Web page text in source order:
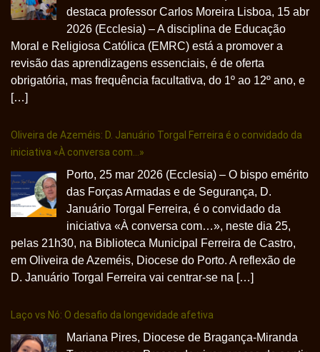
destaca professor Carlos Moreira Lisboa, 15 abr
2026 (Ecclesia) – A disciplina de Educação
Moral e Religiosa Católica (EMRC) está a promover a
revisão das aprendizagens essenciais, é de oferta
obrigatória, mas frequência facultativa, do 1º ao 12º ano, e
[…]
Oliveira de Azeméis: D. Januário Torgal Ferreira é o convidado da
iniciativa «À conversa com…»
Porto, 25 mar 2026 (Ecclesia) – O bispo emérito
das Forças Armadas e de Segurança, D.
Januário Torgal Ferreira, é o convidado da
iniciativa «À conversa com…», neste dia 25,
pelas 21h30, na Biblioteca Municipal Ferreira de Castro,
em Oliveira de Azeméis, Diocese do Porto. A reflexão de
D. Januário Torgal Ferreira vai centrar-se na […]
Laço vs Nó: O desafio da longevidade afetiva
Mariana Pires, Diocese de Bragança-Miranda